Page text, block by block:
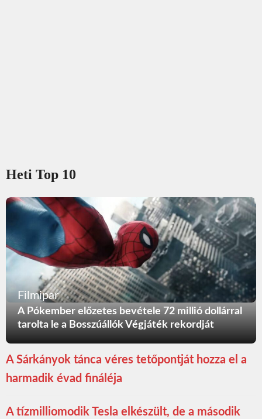
Heti Top 10
Filmipar
A Pókember előzetes bevétele 72 millió dollárral
tarolta le a Bosszúállók Végjáték rekordját
A Sárkányok tánca véres tetőpontját hozza el a
harmadik évad fináléja
A tízmilliomodik Tesla elkészült, de a második